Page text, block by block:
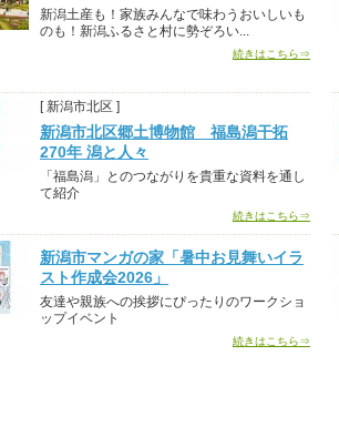
新潟土産も！家族みんなで味わうおいしいも
のも！新潟ふるさと村に勢ぞろい...
続きはこちら⇒
[ 新潟市北区 ]
新潟市北区郷土博物館 福島潟干拓
270年 潟と人々
「福島潟」とのつながりを貴重な資料を通し
て紹介
続きはこちら⇒
新潟市マンガの家「暑中お見舞いイラ
スト作成会2026」
友達や親族への挨拶にぴったりのワークショ
ップイベント
続きはこちら⇒